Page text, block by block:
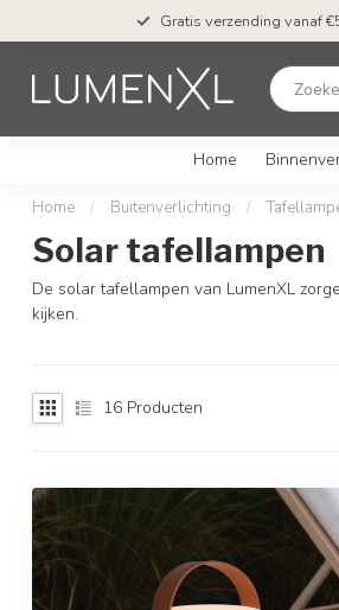
Gratis verzending vanaf
Home
Home / Buitenverlichting /
Solar tafellampen
De solar tafellampen van LumenXL
kijken.
16 Producten